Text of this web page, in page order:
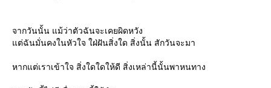
จากวันนั้น แม้ว่าตัวฉันจะเคยผิดหวัง
ต่ฉันมั่นคงในหัวใจ ใฝ่ฝันสิ่งใด สิ่งนั้น สักวันจะมา
หากแต่เราเข้าใจ สิ่งใดใดให้ดี สิ่งเหล่านี้นั้นพาหนทาง